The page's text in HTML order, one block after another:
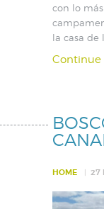
con lo
la casa de
Continue
HOME 27